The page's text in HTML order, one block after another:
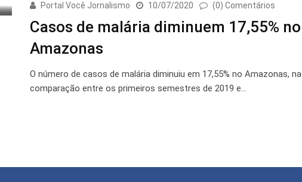
Portal Você Jornalismo 10/07/2020 (0) Comentários
Casos de malária diminuem 17,55% no
Amazonas
O número de casos de malária diminuiu em 17,55% no Amazonas, na
comparação entre os primeiros semestres de 2019 e…